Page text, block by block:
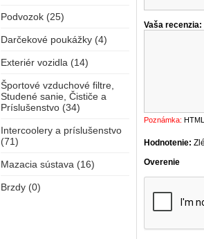
Podvozok (25)
Darčekové poukážky (4)
Exteriér vozidla (14)
Športové vzduchové filtre,
Studené sanie, Čističe a
Príslušenstvo (34)
Intercoolery a príslušenstvo
(71)
Mazacia sústava (16)
Brzdy (0)
Vaša recenzia:
Poznámka:
Hodnotenie: Zlé
Overenie